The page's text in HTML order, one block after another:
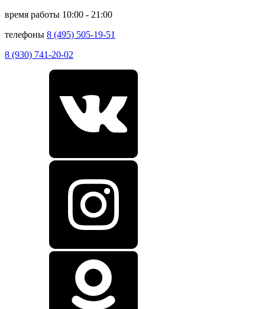
время работы 10:00 - 21:00
телефоны 8 (495) 505-19-51
8 (930) 741-20-02